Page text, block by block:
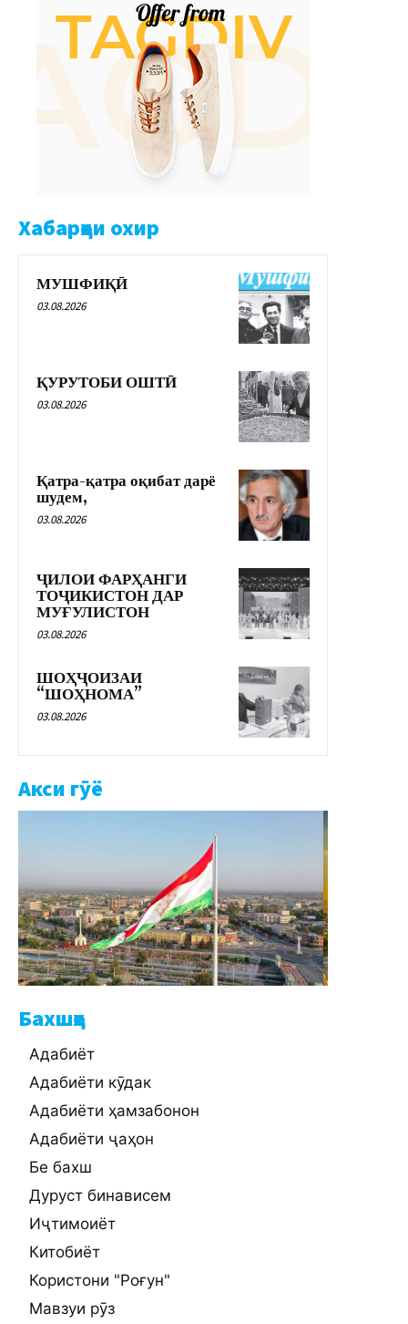
Хабарҳои охир
МУШФИҚӢ
03.08.2026
ҚУРУТОБИ ОШТӢ
03.08.2026
Қатра-қатра оқибат дарё
шудем,
03.08.2026
ҶИЛОИ ФАРҲАНГИ
ТОҶИКИСТОН ДАР
МУҒУЛИСТОН
03.08.2026
ШОҲҶОИЗАИ
“ШОҲНОМА”
03.08.2026
Акси гӯё
Бахшҳо
Адабиёт
Адабиёти кӯдак
Адабиёти ҳамзабонон
Адабиёти ҷаҳон
Бе бахш
Дуруст бинависем
Иҷтимоиёт
Китобиёт
Користони "Роғун"
Мавзуи рӯз